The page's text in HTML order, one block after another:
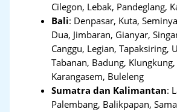
Cilegon, Lebak, Pandeglang,
Bali: Denpasar, Kuta,
Dua, Jimbaran, Gianyar,
Canggu, Legian, Tapaksiring,
Tabanan, Badung,
Karangasem, Buleleng
Sumatra dan Kalimantan:
Palembang, Balikpapan,